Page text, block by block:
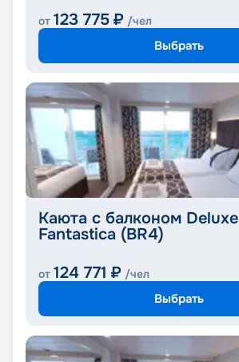
от 123 775 ₽ /чел
Выбрать
Каюта с балконом Deluxe
Fantastica (BR4)
от 124 771 ₽ /чел
Выбрать